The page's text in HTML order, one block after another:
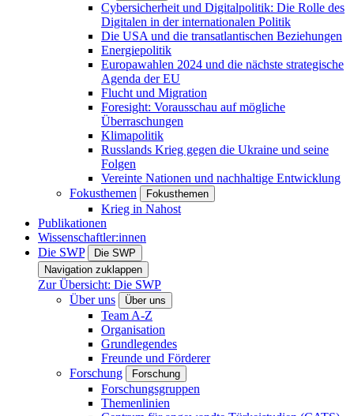
Cybersicherheit und Digitalpolitik: Die Rolle des
Digitalen in der internationalen Politik
Die USA und die transatlantischen Beziehungen
Energiepolitik
Europawahlen 2024 und die nächste strategische
Agenda der EU
Flucht und Migration
Foresight: Vorausschau auf mögliche
Überraschungen
Klimapolitik
Russlands Krieg gegen die Ukraine und seine
Folgen
Vereinte Nationen und nachhaltige Entwicklung
Fokusthemen
Fokusthemen
Krieg in Nahost
Publikationen
Wissenschaftler:innen
Die SWP
Die SWP
Navigation zuklappen
Zur Übersicht: Die SWP
Über uns
Über uns
Team A-Z
Organisation
Grundlegendes
Freunde und Förderer
Forschung
Forschung
Forschungsgruppen
Themenlinien